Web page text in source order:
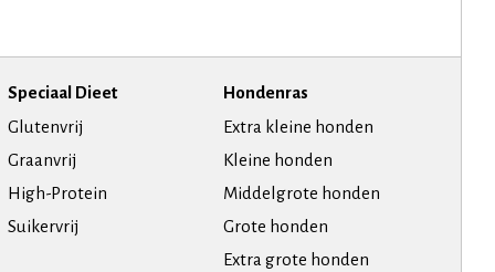
Speciaal Dieet
Glutenvrij
Graanvrij
High-Protein
Suikervrij
Hondenras
Extra kleine honden
Kleine honden
Middelgrote honden
Grote honden
Extra grote honden